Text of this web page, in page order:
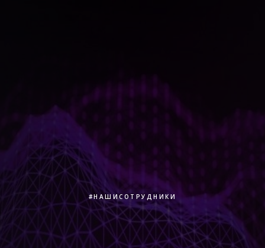
#НАШИСОТРУДНИКИ